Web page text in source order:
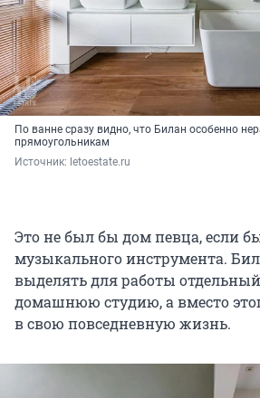
По ванне сразу видно, что Билан особенно
прямоугольникам
Источник: letoestate.ru
Это не был бы дом певца, если
музыкального инструмента.
выделять для работы
домашнюю студию, а вместо
в свою повседневную жизнь.